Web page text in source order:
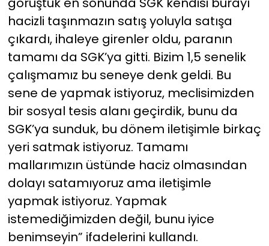
hacizli taşınmazın satış yoluyla satışa
çıkardı, ihaleye girenler oldu, paranın
tamamı da SGK’ya gitti. Bizim 1,5 senelik
çalışmamız bu seneye denk geldi. Bu
sene de yapmak istiyoruz, meclisimizden
bir sosyal tesis alanı geçirdik, bunu da
SGK’ya sunduk, bu dönem iletişimle birkaç
yeri satmak istiyoruz. Tamamı
mallarımızın üstünde haciz olmasından
dolayı satamıyoruz ama iletişimle
yapmak istiyoruz. Yapmak
istemediğimizden değil, bunu iyice
benimseyin” ifadelerini kullandı.